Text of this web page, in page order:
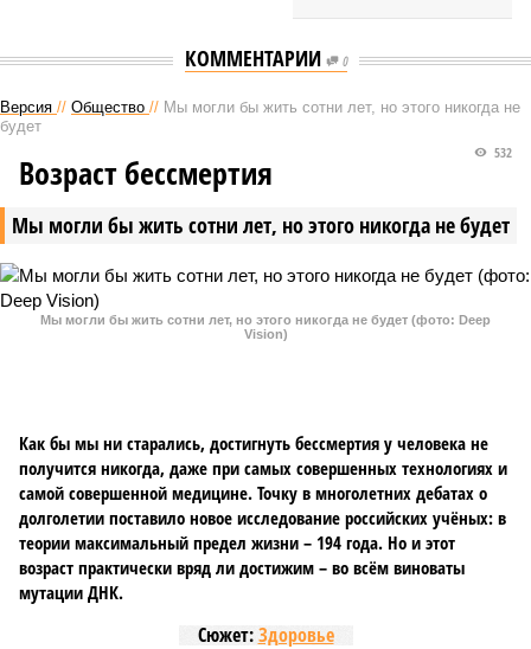
КОММЕНТАРИИ 0
Версия // Общество // Мы могли бы жить сотни лет, но этого никогда не
будет
Мы могли бы жить сотни лет, но этого никогда не будет
532
Возраст бессмертия
Мы могли бы жить сотни лет, но этого никогда не будет (фото: Deep
Vision)
Как бы мы ни старались, достигнуть бессмертия у человека не
получится никогда, даже при самых совершенных технологиях и
самой совершенной медицине. Точку в многолетних дебатах о
долголетии поставило новое исследование российских учёных: в
теории максимальный предел жизни – 194 года. Но и этот
возраст практически вряд ли достижим – во всём виноваты
мутации ДНК.
Сюжет:Здоровье